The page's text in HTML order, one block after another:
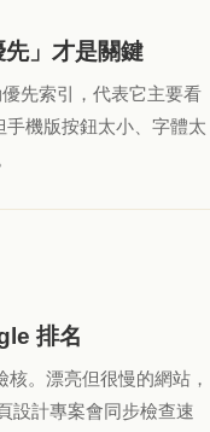
」才是關鍵
先索引，代表它主要看
機版按鈕太小、字體太
排名
。漂亮但很慢的網站，
設計專案會同步檢查速